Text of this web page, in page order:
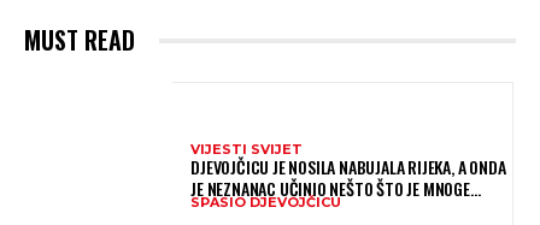
MUST READ
VIJESTI SVIJET
DJEVOJČICU JE NOSILA NABUJALA RIJEKA, A ONDA
JE NEZNANAC UČINIO NEŠTO ŠTO JE MNOGE
OSTAVILO BEZ RIJEČI
SPASIO DJEVOJČICU